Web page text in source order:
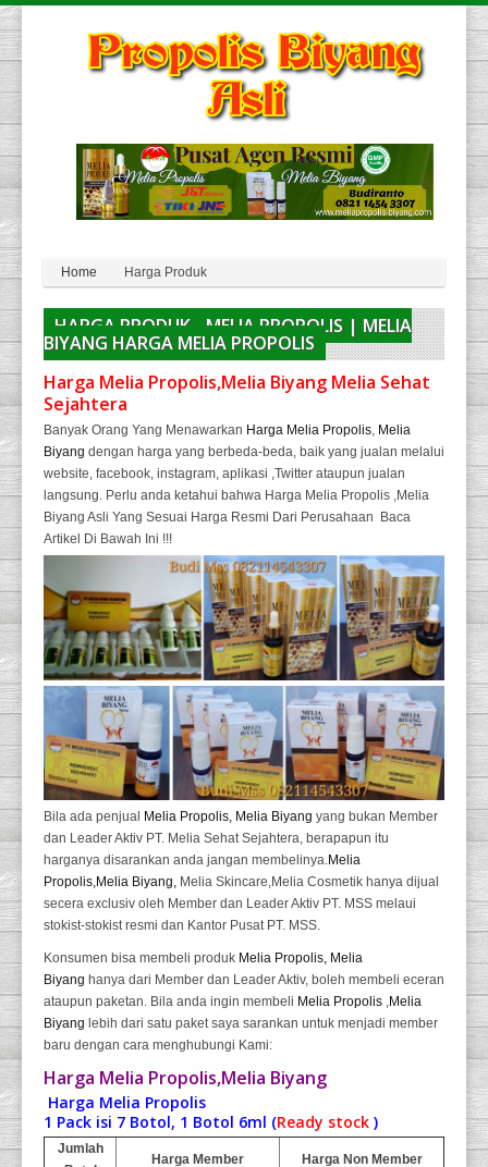
Home Harga Produk
HARGA PRODUK - MELIA PROPOLIS | MELIA
BIYANG HARGA MELIA PROPOLIS
Harga Melia Propolis,Melia Biyang Melia Sehat
Sejahtera
Banyak Orang Yang Menawarkan Harga Melia Propolis Melia
Biyang dengan harga yang berbeda-beda, baik yang jualan melalui
website, facebook, instagram, aplikasi ,Twitter ataupun jualan
langsung. Perlu anda ketahui bahwa Harga Melia Propolis ,Melia
Biyang Asli Yang Sesuai Harga Resmi Dari Perusahaan Baca
Artikel Di Bawah Ini !!!
Bila ada penjual Melia Propolis, Melia Biyang yang bukan Member
dan Leader Aktiv PT. Melia Sehat Sejahtera, berapapun itu
harganya disarankan anda jangan membelinya.Melia
Propolis,Melia Biyang, Melia Skincare,Melia Cosmetik hanya dijual
secera exclusiv oleh Member dan Leader Aktiv PT. MSS melaui
stokist-stokist resmi dan Kantor Pusat PT. MSS.
Konsumen bisa membeli produk Melia Propolis, Melia
Biyang hanya dari Member dan Leader Aktiv, boleh membeli eceran
ataupun paketan. Bila anda ingin membeli Melia Propolis ,Melia
Biyang lebih dari satu paket saya sarankan untuk menjadi member
baru dengan cara menghubungi Kami:
Harga Melia Propolis,Melia Biyang
Harga Melia Propolis
1 Pack isi 7 Botol, 1 Botol 6ml (Ready stock )
Jumlah
Harga Member Harga Non Member